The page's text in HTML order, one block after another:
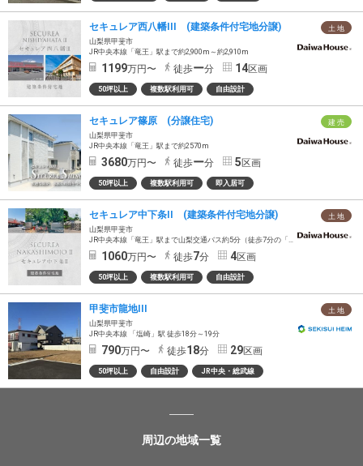
土 地
セキュレア西八幡III (建築条件付宅地分譲)
山梨県甲斐市
JR中央本線「竜王」駅まで約2,900m～約2,910m
1199万円〜 徒歩ー分 14区画
50坪以上 複数駅利用可 自由設計
建 売
セキュレア篠原 (分譲住宅)
山梨県甲斐市
JR中央本線「竜王」駅まで約2570m
3680万円〜 徒歩ー分 5区画
50坪以上 複数駅利用可 即入居可
土 地
セキュレア中下条II (建築条件付宅地分譲)
山梨県甲斐市
JR中央本線「竜王」駅まで山梨交通バス約5分（徒歩7分の「中下条新町」バス停乗車）
1060万円〜 徒歩7分 4区画
50坪以上 複数駅利用可 自由設計
土 地
甲斐市龍地III
山梨県甲斐市
JR中央本線 「塩崎」駅 徒歩18分～19分
790万円〜 徒歩18分 29区画
50坪以上 自由設計 JR中央・総武線
周辺の地域一覧